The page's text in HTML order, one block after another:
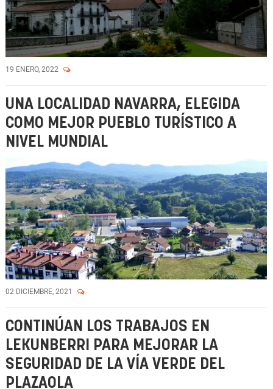
19 ENERO, 2022
UNA LOCALIDAD NAVARRA, ELEGIDA
COMO MEJOR PUEBLO TURÍSTICO A
NIVEL MUNDIAL
02 DICIEMBRE, 2021
CONTINÚAN LOS TRABAJOS EN
LEKUNBERRI PARA MEJORAR LA
SEGURIDAD DE LA VÍA VERDE DEL
PLAZAOLA